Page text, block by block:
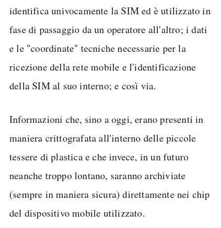
identifica univocamente la SIM ed è utilizzato in
fase di passaggio da un operatore all'altro; i dati
e le "coordinate" tecniche necessarie per la
ricezione della rete mobile e l'identificazione
della SIM al suo interno; e così via.
Informazioni che, sino a oggi, erano presenti in
maniera crittografata all'interno delle piccole
tessere di plastica e che invece, in un futuro
neanche troppo lontano, saranno archiviate
(sempre in maniera sicura) direttamente nei chip
del dispositivo mobile utilizzato.